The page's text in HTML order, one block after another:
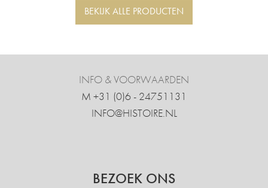
BEKIJK ALLE PRODUCTEN
INFO & VOORWAARDEN
M +31 ‍(0)6 - 24751131
INFO@HISTOIRE.NL
BEZOEK ONS